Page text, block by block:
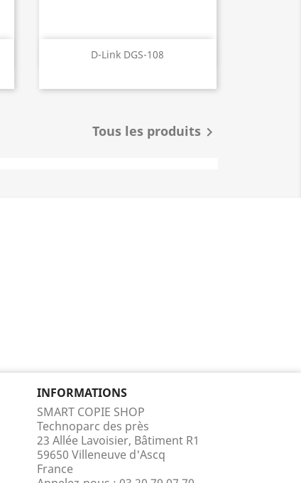
D-Link DGS-108
Aperçu rapide
Tous les produits 
INFORMATIONS
SMART COPIE SHOP
Technoparc des près
23 Allée Lavoisier, Bâtiment R1
59650 Villeneuve d'Ascq
France